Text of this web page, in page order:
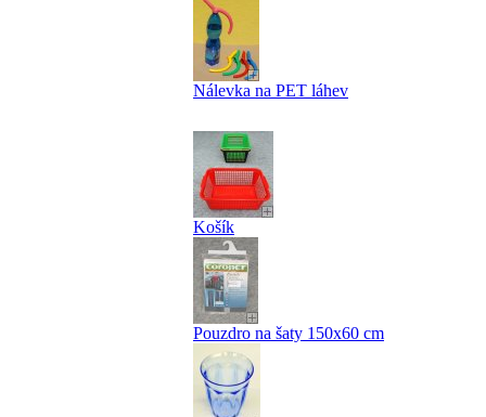
Nálevka na PET láhev
Košík
Pouzdro na šaty 150x60 cm